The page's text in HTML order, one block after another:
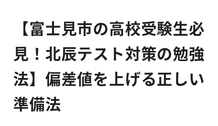
【富士見市の高校受験生必
見！北辰テスト対策の勉強
法】偏差値を上げる正しい
準備法